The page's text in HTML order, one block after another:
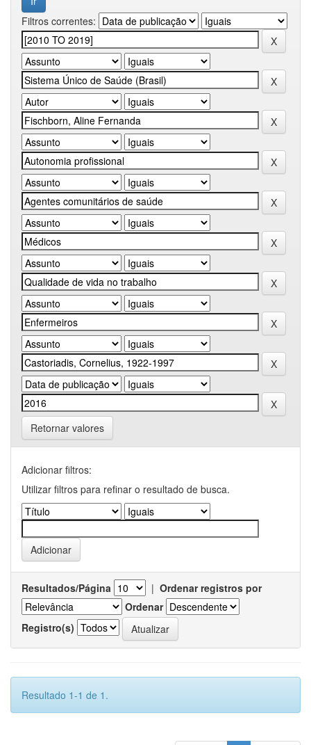
Filtros correntes:
Retornar valores
Adicionar filtros:
Utilizar filtros para refinar o resultado de busca.
Resultados/Página | Ordenar registros por
Ordenar
Registro(s)
Resultado 1-1 de 1.